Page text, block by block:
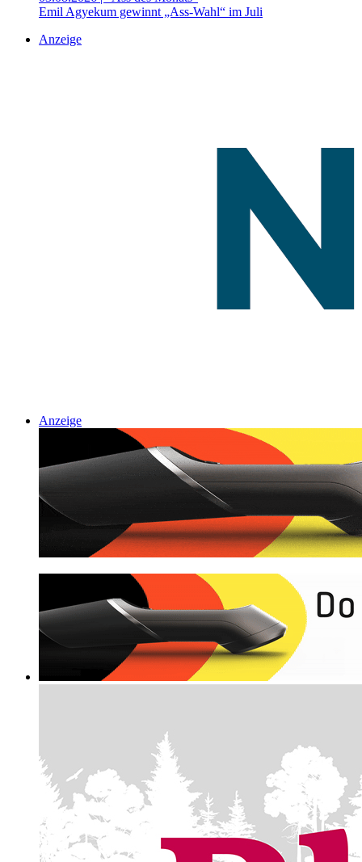
Emil Agyekum gewinnt „Ass-Wahl“ im Juli
Anzeige
Anzeige